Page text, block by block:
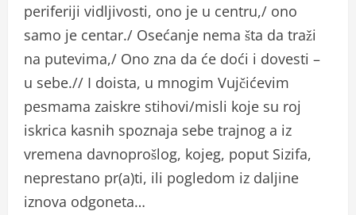
periferiji vidljivosti, ono je u centru,/ ono
samo je centar./ Osećanje nema šta da traži
na putevima,/ Ono zna da će doći i dovesti –
u sebe.// I doista, u mnogim Vujčićevim
pesmama zaiskre stihovi/misli koje su roj
iskrica kasnih spoznaja sebe trajnog a iz
vremena davnoprošlog, kojeg, poput Sizifa,
neprestano pr(a)ti, ili pogledom iz daljine
iznova odgoneta…